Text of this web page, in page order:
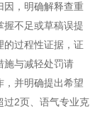
因，明确解释查重
握不足或草稿误提
的过程性证据，证
施与减轻处罚请
，并明确提出希望
过2页、语气专业克